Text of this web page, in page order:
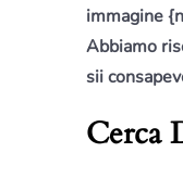
immagine
Abbiamo
sii
Cerca